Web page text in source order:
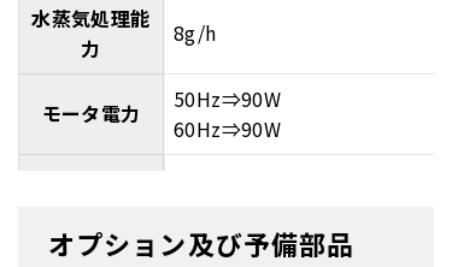
水蒸気処理能
力
8g/h
モータ電力
50Hz⇒90W
60Hz⇒90W
電源コネクタ
IEC EN60320 C13
オプション及び予備部品